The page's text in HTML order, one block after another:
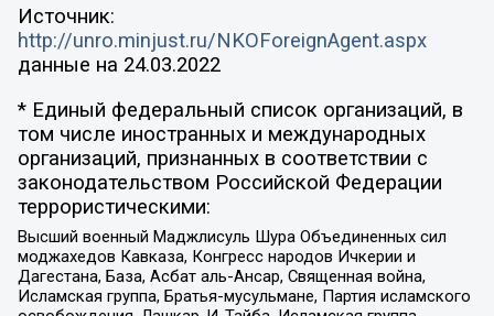
Источник:
http://unro.minjust.ru/NKOForeignAgent.aspx
данные на 24.03.2022
* Единый федеральный список организаций, в
том числе иностранных и международных
организаций, признанных в соответствии с
законодательством Российской Федерации
террористическими:
Высший военный Маджлисуль Шура Объединенных сил
моджахедов Кавказа, Конгресс народов Ичкерии и
Дагестана, База, Асбат аль-Ансар, Священная война,
Исламская группа, Братья-мусульмане, Партия исламского